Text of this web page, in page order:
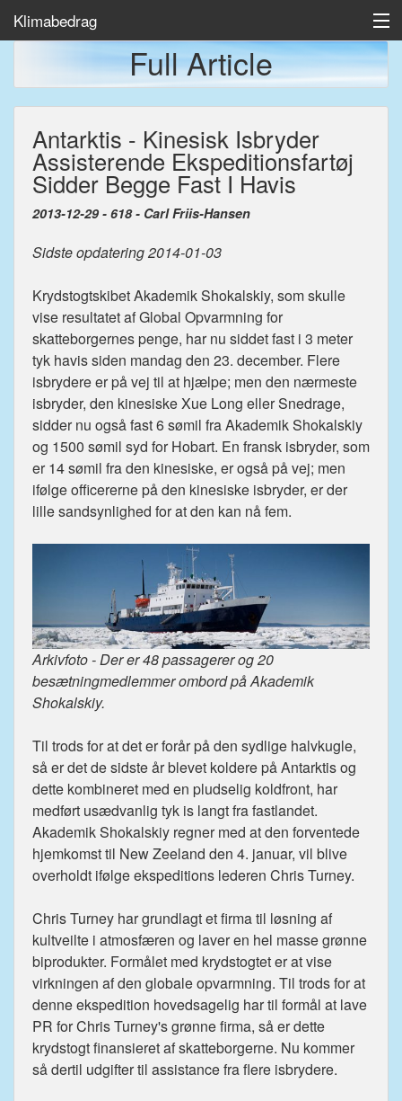
Klimabedrag
Home
Temp/Havis
Artikler
Full Article
Antarktis - Kinesisk Isbryder
Assisterende Ekspeditionsfartøj
Sidder Begge Fast I Havis
2013-12-29 - 618 - Carl Friis-Hansen
Sidste opdatering 2014-01-03
Krydstogtskibet Akademik Shokalskiy, som skulle
vise resultatet af Global Opvarmning for
skatteborgernes penge, har nu siddet fast i 3 meter
tyk havis siden mandag den 23. december. Flere
isbrydere er på vej til at hjælpe; men den nærmeste
isbryder, den kinesiske Xue Long eller Snedrage,
sidder nu også fast 6 sømil fra Akademik Shokalskiy
og 1500 sømil syd for Hobart. En fransk isbryder, som
er 14 sømil fra den kinesiske, er også på vej; men
ifølge officererne på den kinesiske isbryder, er der
lille sandsynlighed for at den kan nå fem.
Arkivfoto - Der er 48 passagerer og 20
besætningmedlemmer ombord på Akademik
Shokalskiy.
Til trods for at det er forår på den sydlige halvkugle,
så er det de sidste år blevet koldere på Antarktis og
dette kombineret med en pludselig koldfront, har
medført usædvanlig tyk is langt fra fastlandet.
Akademik Shokalskiy regner med at den forventede
hjemkomst til New Zeeland den 4. januar, vil blive
overholdt ifølge ekspeditions lederen Chris Turney.
Chris Turney har grundlagt et firma til løsning af
kultveilte i atmosfæren og laver en hel masse grønne
biprodukter. Formålet med krydstogtet er at vise
virkningen af den globale opvarmning. Til trods for at
denne ekspedition hovedsagelig har til formål at lave
PR for Chris Turney's grønne firma, så er dette
krydstogt finansieret af skatteborgerne. Nu kommer
så dertil udgifter til assistance fra flere isbrydere.